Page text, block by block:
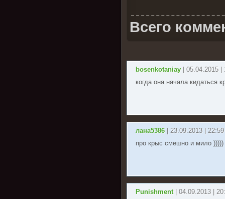
Всего
bosenkotaniay | 05.04.2015 |
когда она начала кидаться
лана5386 | 23.09.2013 | 22:59
про крыс смешно и мило )))))
Punishment | 04.09.2013 |